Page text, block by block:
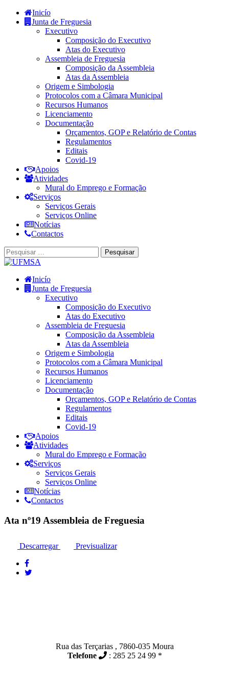
Inicío
Junta de Freguesia
Executivo
Composição do Executivo
Atas do Executivo
Assembleia de Freguesia
Composição da Assembleia
Atas da Assembleia
Origem e Simbologia
Protocolos com a Câmara Municipal
Recursos Humanos
Licenciamento
Documentação
Orçamentos, GOP e Relatório de Contas
Regulamentos
Editais
Covid-19
Apoios
Atividades
Mural do Emprego e Formação
Serviços
Serviços Gerais
Serviços Online
Notícias
Contactos
Inicío
Junta de Freguesia
Executivo
Composição do Executivo
Atas do Executivo
Assembleia de Freguesia
Composição da Assembleia
Atas da Assembleia
Origem e Simbologia
Protocolos com a Câmara Municipal
Recursos Humanos
Licenciamento
Documentação
Orçamentos, GOP e Relatório de Contas
Regulamentos
Editais
Covid-19
Apoios
Atividades
Mural do Emprego e Formação
Serviços
Serviços Gerais
Serviços Online
Notícias
Contactos
Ata nº19 Assembleia de Freguesia
Descarregar Previsualizar
Rua das Terçarias , 7860-035 Moura
Telefone
: 285 25 24 99 *